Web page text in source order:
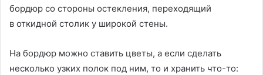
бордюр со стороны остекления, переходящий
в откидной столик у широкой стены.
На бордюр можно ставить цветы, а если сделать
несколько узких полок под ним, то и хранить что-то: